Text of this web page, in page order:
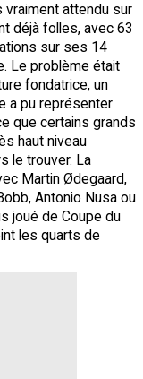
vraiment attendu sur
déjà folles, avec 63
sur ses 14
Le problème était
fondatrice, un
a pu représenter
que certains grands
haut niveau
le trouver. La
Martin Ødegaard,
Antonio Nusa ou
joué de Coupe du
les quarts de